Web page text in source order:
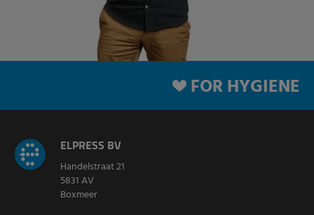
FOR HYGIENE
ELPRESS BV
Handelstraat 21
5831 AV
Boxmeer